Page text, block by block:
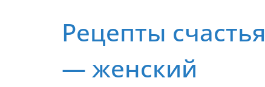
содержимомуРецепты счастья
— женский